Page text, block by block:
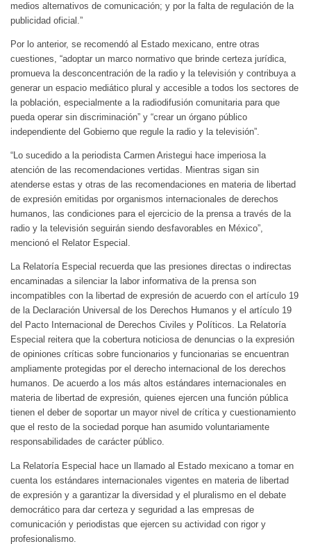
medios alternativos de comunicación; y por la falta de regulación de la
publicidad oficial.”
Por lo anterior, se recomendó al Estado mexicano, entre otras
cuestiones, “adoptar un marco normativo que brinde certeza jurídica,
promueva la desconcentración de la radio y la televisión y contribuya a
generar un espacio mediático plural y accesible a todos los sectores de
la población, especialmente a la radiodifusión comunitaria para que
pueda operar sin discriminación” y “crear un órgano público
independiente del Gobierno que regule la radio y la televisión”.
“Lo sucedido a la periodista Carmen Aristegui hace imperiosa la
atención de las recomendaciones vertidas. Mientras sigan sin
atenderse estas y otras de las recomendaciones en materia de libertad
de expresión emitidas por organismos internacionales de derechos
humanos, las condiciones para el ejercicio de la prensa a través de la
radio y la televisión seguirán siendo desfavorables en México”,
mencionó el Relator Especial.
La Relatoría Especial recuerda que las presiones directas o indirectas
encaminadas a silenciar la labor informativa de la prensa son
incompatibles con la libertad de expresión de acuerdo con el artículo 19
de la Declaración Universal de los Derechos Humanos y el artículo 19
del Pacto Internacional de Derechos Civiles y Políticos. La Relatoría
Especial reitera que la cobertura noticiosa de denuncias o la expresión
de opiniones críticas sobre funcionarios y funcionarias se encuentran
ampliamente protegidas por el derecho internacional de los derechos
humanos. De acuerdo a los más altos estándares internacionales en
materia de libertad de expresión, quienes ejercen una función pública
tienen el deber de soportar un mayor nivel de crítica y cuestionamiento
que el resto de la sociedad porque han asumido voluntariamente
responsabilidades de carácter público.
La Relatoría Especial hace un llamado al Estado mexicano a tomar en
cuenta los estándares internacionales vigentes en materia de libertad
de expresión y a garantizar la diversidad y el pluralismo en el debate
democrático para dar certeza y seguridad a las empresas de
comunicación y periodistas que ejercen su actividad con rigor y
profesionalismo.